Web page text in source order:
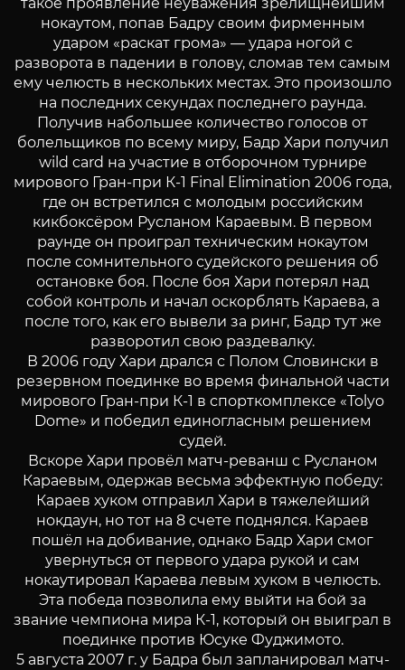
нокаутом, попав Бадру своим фирменным
ударом «раскат грома» — удара ногой с
разворота в падении в голову, сломав тем самым
ему челюсть в нескольких местах. Это произошло
на последних секундах последнего раунда.
Получив набольшее количество голосов от
болельщиков по всему миру, Бадр Хари получил
wild card на участие в отборочном турнире
мирового Гран-при К-1 Final Elimination 2006 года,
где он встретился с молодым российским
кикбоксёром Русланом Караевым. В первом
раунде он проиграл техническим нокаутом
после сомнительного судейского решения об
остановке боя. После боя Хари потерял над
собой контроль и начал оскорблять Караева, а
после того, как его вывели за ринг, Бадр тут же
разворотил свою раздевалку.
В 2006 году Хари дрался с Полом Словински в
резервном поединке во время финальной части
мирового Гран-при К-1 в спорткомплексе «Tolyo
Dome» и победил единогласным решением
судей.
Вскоре Хари провёл матч-реванш с Русланом
Караевым, одержав весьма эффектную победу:
Караев хуком отправил Хари в тяжелейший
нокдаун, но тот на 8 счете поднялся. Караев
пошёл на добивание, однако Бадр Хари смог
увернуться от первого удара рукой и сам
нокаутировал Караева левым хуком в челюсть.
Эта победа позволила ему выйти на бой за
звание чемпиона мира К-1, который он выиграл в
поединке против Юсуке Фуджимото.
5 августа 2007 г. у Бадра был запланировал матч-